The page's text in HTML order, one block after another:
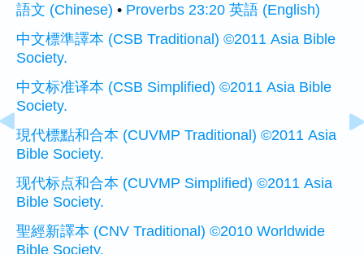
語文 (Chinese) • Proverbs 23:20 英語 (English)
中文標準譯本 (CSB Traditional) ©2011 Asia Bible
Society.
中文标准译本 (CSB Simplified) ©2011 Asia Bible
Society.
現代標點和合本 (CUVMP Traditional) ©2011 Asia
Bible Society.
现代标点和合本 (CUVMP Simplified) ©2011 Asia
Bible Society.
聖經新譯本 (CNV Traditional) ©2010 Worldwide
Bible Society.